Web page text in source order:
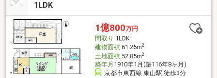
1LDK
1億800万円
間取り 1LDK
建物面積61.25m2
土地面積52.85m2
築年月 1910年1月(築116年8ヶ月)
京都市東西線 東山駅 徒歩3分